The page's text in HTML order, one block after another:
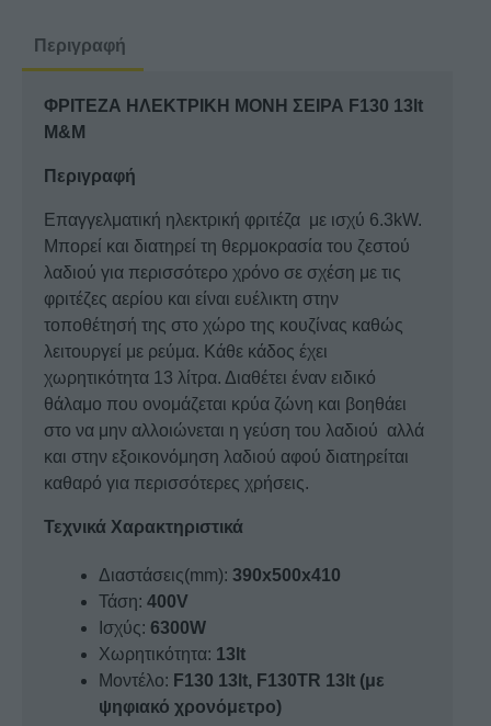
M&M
Περιγραφή
ΦΡΙΤΕΖΑ ΗΛΕΚΤΡΙΚΗ ΜΟΝΗ ΣΕΙΡΑ F130 13lt
M&M
Περιγραφή
Επαγγελματική ηλεκτρική φριτέζα με ισχύ 6.3kW.
Μπορεί και διατηρεί τη θερμοκρασία του ζεστού
λαδιού για περισσότερο χρόνο σε σχέση με τις
φριτέζες αερίου και είναι ευέλικτη στην
τοποθέτησή της στο χώρο της κουζίνας καθώς
λειτουργεί με ρεύμα. Κάθε κάδος έχει
χωρητικότητα 13 λίτρα. Διαθέτει έναν ειδικό
θάλαμο που ονομάζεται κρύα ζώνη και βοηθάει
στο να μην αλλοιώνεται η γεύση του λαδιού αλλά
και στην εξοικονόμηση λαδιού αφού διατηρείται
καθαρό για περισσότερες χρήσεις.
Τεχνικά Χαρακτηριστικά
Διαστάσεις(mm): 390x500x410
Τάση: 400V
Ισχύς: 6300W
Χωρητικότητα: 13lt
Μοντέλο: F130 13lt, F130TR 13lt (με
ψηφιακό χρονόμετρο)